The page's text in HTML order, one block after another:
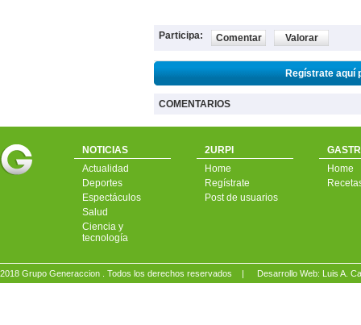
Participa: Comentar Valorar
Regístrate aquí
COMENTARIOS
NOTICIAS
Actualidad
Deportes
Espectáculos
Salud
Ciencia y
tecnología
2URPI
Home
Regístrate
Post de usuarios
Home
2018 Grupo Generaccion . Todos los derechos reservados | Desarrollo Web: Luis